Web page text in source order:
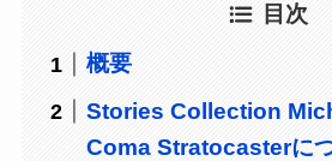
目次
概要
Stories Collection
Coma Stratocasterに